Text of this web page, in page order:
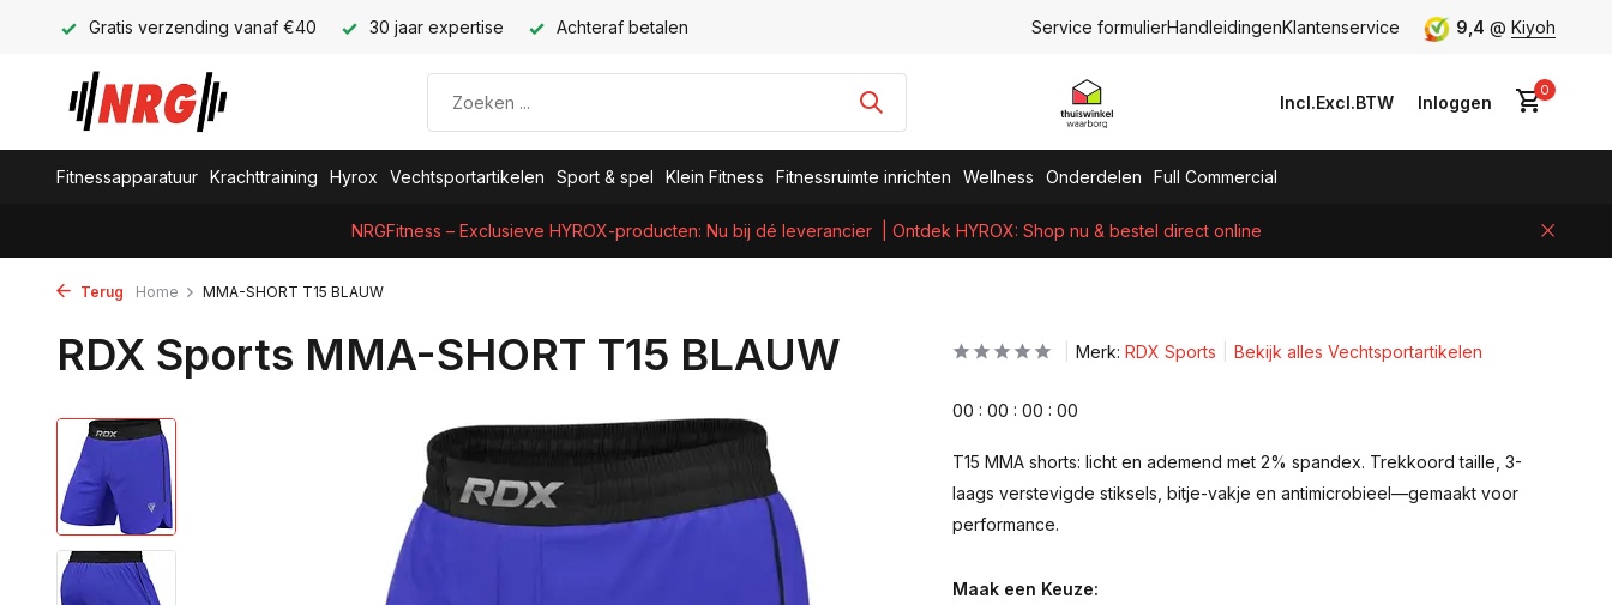
Gratis verzending vanaf €40 30 jaar expertise Achteraf betalen Service formulierHandleidingenKlantenservice 9,4 @ Kiyoh
Incl.Excl.BTW Inloggen
0
Fitnessapparatuur Krachttraining Hyrox Vechtsportartikelen Sport & spel Klein Fitness Fitnessruimte inrichten Wellness Onderdelen Full Commercial
NRGFitness – Exclusieve HYROX-producten: Nu bij dé leverancier | Ontdek HYROX: Shop nu & bestel direct online
Terug Home MMA-SHORT T15 BLAUW
RDX Sports MMA-SHORT T15 BLAUW Merk: RDX Sports Bekijk alles Vechtsportartikelen
00 : 00 : 00 : 00
T15 MMA shorts: licht en ademend met 2% spandex. Trekkoord taille, 3-
laags verstevigde stiksels, bitje-vakje en antimicrobieel—gemaakt voor
performance.
Maak een Keuze: